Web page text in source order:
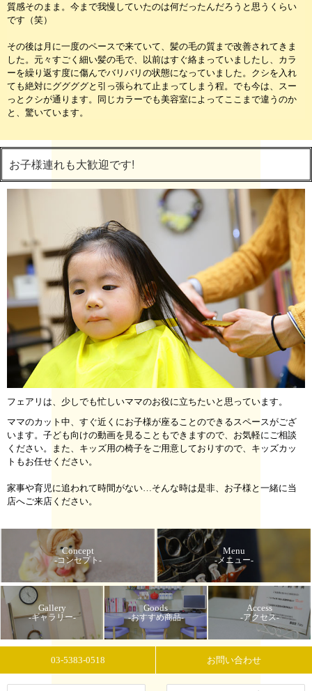
質感そのまま。今まで我慢していたのは何だったんだろうと思うくらい
です（笑）
その後は月に一度のペースで来ていて、髪の毛の質まで改善されてきま
した。元々すごく細い髪の毛で、以前はすぐ絡まっていましたし、カラ
ーを繰り返す度に傷んでバリバリの状態になっていました。クシを入れ
ても絶対にググググと引っ張られて止まってしまう程。でも今は、スー
っとクシが通ります。同じカラーでも美容室によってここまで違うのか
と、驚いています。
お子様連れも大歓迎です!
フェアリは、少しでも忙しいママのお役に立ちたいと思っています。
ママのカット中、すぐ近くにお子様が座ることのできるスペースがござ
います。子ども向けの動画を見ることもできますので、お気軽にご相談
ください。また、キッズ用の椅子をご用意しておりすので、キッズカッ
トもお任せください。
家事や育児に追われて時間がない…そんな時は是非、お子様と一緒に当
店へご来店ください。
Concept
-コンセプト-
Menu
-メニュー-
Gallery
-ギャラリー-
Goods
-おすすめ商品-
Access
-アクセス-
03-5383-0518 お問い合わせ